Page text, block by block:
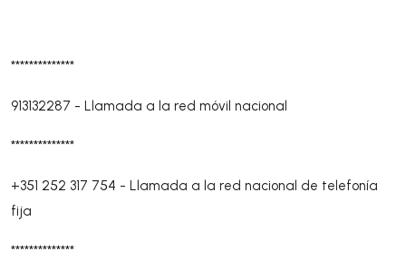
**************
913132287 - Llamada a la red móvil nacional
**************
+351 252 317 754 - Llamada a la red nacional de telefonía
fija
**************